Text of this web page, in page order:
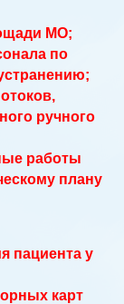
МО;
по
ручного
работы
плану
пациента у
карт